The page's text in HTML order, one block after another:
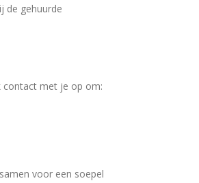
de gehuurde
contact met je op om:
voor een soepel